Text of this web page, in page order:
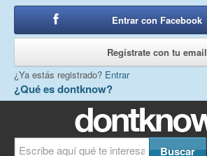
¿Qué es dontknow?
Entrar con Facebook
Regístrate con tu email
¿Ya estás registrado? Entrar